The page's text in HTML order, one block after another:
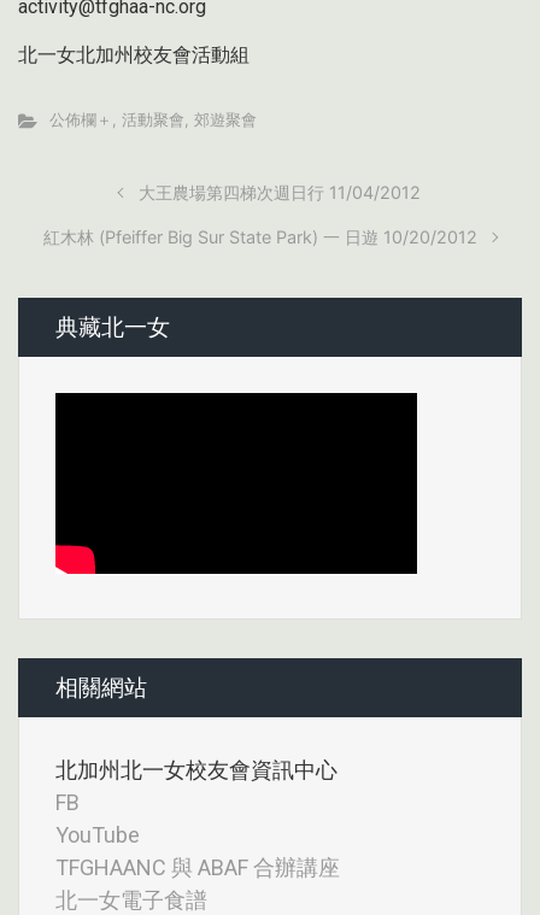
activity@tfghaa-nc.org
北一女北加州校友會活動組
公佈欄＋ , 活動聚會, 郊遊聚會
大王農場第四梯次週日行 11/04/2012
紅木林 (Pfeiffer Big Sur State Park) 一 日遊 10/20/2012
典藏北一女
相關網站
北加州北一女校友會資訊中心
FB
YouTube
TFGHAANC 與 ABAF 合辦講座
北一女電子食譜